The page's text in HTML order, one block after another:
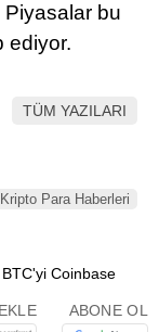
Piyasalar bu
ediyor.
TÜM YAZILARI
Kripto Para Haberleri
EKLE ABONE OL